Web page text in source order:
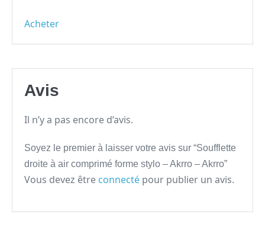
Acheter
Avis
Il n’y a pas encore d’avis.
Soyez le premier à laisser votre avis sur “Soufflette
droite à air comprimé forme stylo – Akrro – Akrro”
Vous devez être connecté pour publier un avis.